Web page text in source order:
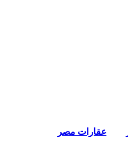
عقارات مصر